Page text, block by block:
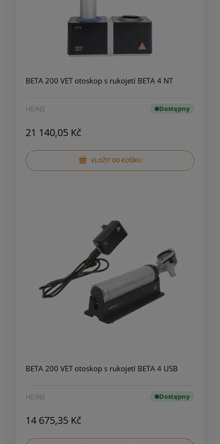
BETA 200 VET otoskop s rukojetí BETA 4 NT
HEINE Dostępny
21 140,05 Kč
VLOŽIT DO KOŠÍKU
BETA 200 VET otoskop s rukojetí BETA 4 USB
HEINE Dostępny
14 675,35 Kč